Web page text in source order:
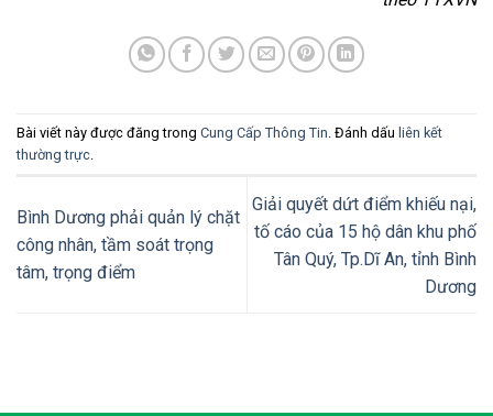
Bài viết này được đăng trong Cung Cấp Thông Tin . Đánh dấu liên kết
thường trực
Bình Dương phải quản lý chặt
công nhân, tầm soát trọng
tâm, trọng điểm
Giải quyết dứt điểm khiếu nại,
tố cáo của 15 hộ dân khu phố
Tân Quý, Tp.Dĩ An, tỉnh Bình
Dương